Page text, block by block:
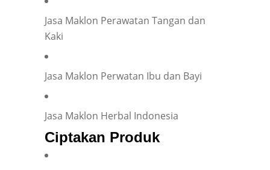
Jasa Maklon Perawatan Tangan dan
Kaki
Jasa Maklon Perwatan Ibu dan Bayi
Jasa Maklon Herbal Indonesia
Ciptakan Produk
Yes
No